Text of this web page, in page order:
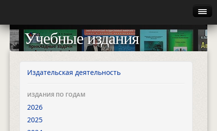
Главная
Руководство
Газета
Учебные издания
Издательская деятельность
ИЗДАНИЯ ПО ГОДАМ
2026
2025